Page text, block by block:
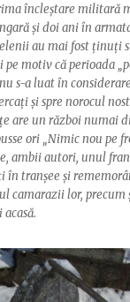
încleștare militară
și doi ani în
au mai fost ținuți
motiv că perioada
s-a luat în
și spre norocul
are un război numai
ori „Nimic nou pe
ambii autori, unul
în tranșee și
camarazii lor, precum